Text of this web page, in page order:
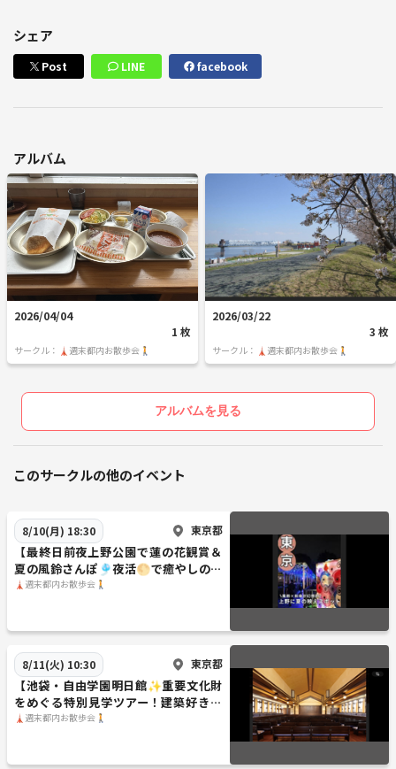
シェア
Post LINE facebook
アルバム
2026/04/04
1 枚
サークル：🗼週末都内お散歩会🚶
2026/03/22
3 枚
サークル：🗼週末都内お散歩会🚶
アルバムを見る
このサークルの他のイベント
8/10(月) 18:30 東京都
【最終日前夜上野公園で蓮の花観賞＆
夏の風鈴さんぽ🎐夜活🌕で癒やしのひ
とときを体験！
🗼週末都内お散歩会🚶
8/11(火) 10:30 東京都
【池袋・自由学園明日館✨重要文化財
をめぐる特別見学ツアー！建築好き歓
迎／
🗼週末都内お散歩会🚶